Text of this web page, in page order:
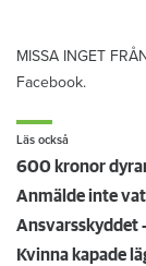
MISSA INGET
Facebook.
Läs också
600 kronor
Ansvarsskyddet